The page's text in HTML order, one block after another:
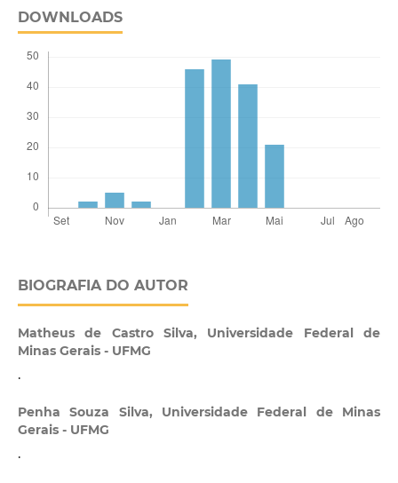
DOWNLOADS
BIOGRAFIA DO AUTOR
Matheus de Castro Silva, Universidade Federal de
Minas Gerais - UFMG
.
Penha Souza Silva, Universidade Federal de Minas
Gerais - UFMG
.